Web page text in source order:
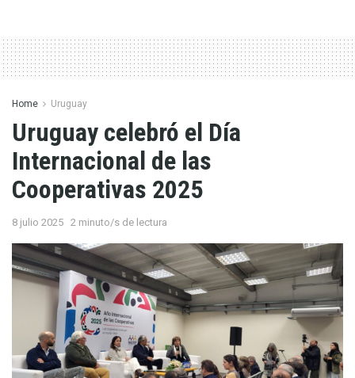
Home Uruguay
Uruguay celebró el Día
Internacional de las
Cooperativas 2025
8 julio 2025 2 minuto/s de lectura